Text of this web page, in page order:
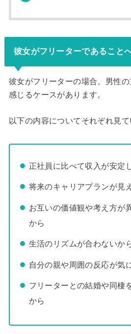
彼女がフリーターであること
彼女がフリーターの場合、男性
感じるケースがあります。
以下の内容についてそれぞれ見て
正社員に比べて収入が安定
将来のキャリアプランが見
お互いの価値観や考え方が
から
生活のリズムが合わないか
自分の親や周囲の反応が気
フリーターとの結婚や同棲
から